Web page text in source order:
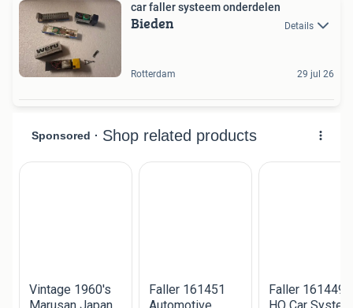
car faller systeem onderdelen
Bieden Details
Rotterdam 29 jul 26